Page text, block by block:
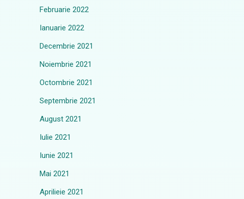
Februarie 2022
Ianuarie 2022
Decembrie 2021
Noiembrie 2021
Octombrie 2021
Septembrie 2021
August 2021
Iulie 2021
Iunie 2021
Mai 2021
Aprilieie 2021